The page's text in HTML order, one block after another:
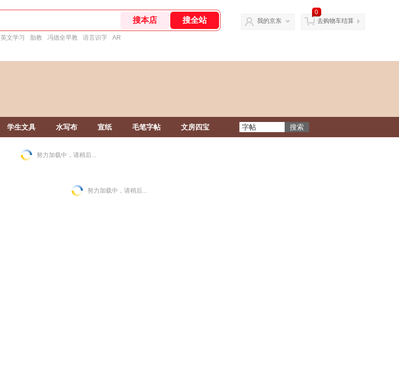
英文学习 胎教 冯德全早教 语言识字 AR
我的京东
0
去购物车结算
学生文具 水写布 宣纸 毛笔字帖 文房四宝
努力加载中，请稍后...
努力加载中，请稍后...